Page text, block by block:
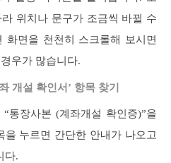
위치나 문구가 조금씩 바뀔 수
화면을 천천히 스크롤해 보시면
우가 많습니다.
개설 확인서’ 항목 찾기
통장사본 (계좌개설 확인증)”을
누르면 간단한 안내가 나오고
다.